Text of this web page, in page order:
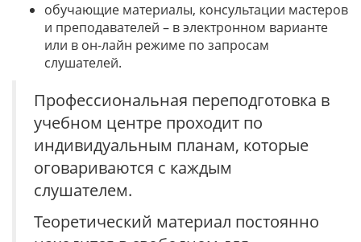
обучающие материалы, консультации мастеров
и преподавателей – в электронном варианте
или в он-лайн режиме по запросам
слушателей.
Профессиональная переподготовка в
учебном центре проходит по
индивидуальным планам, которые
оговариваются с каждым
слушателем.
Теоретический материал постоянно